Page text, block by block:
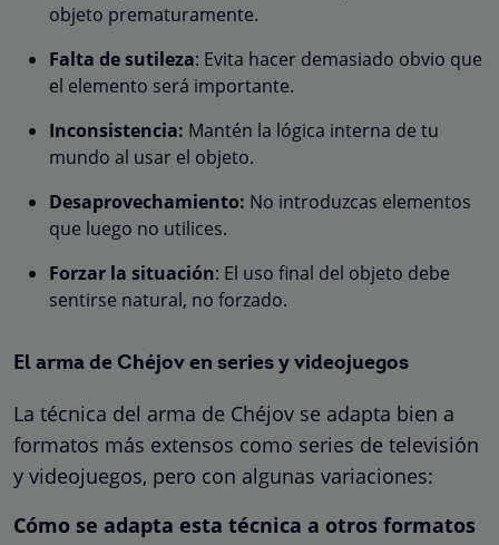
objeto prematuramente.
Falta de sutileza: Evita hacer demasiado obvio que
el elemento será importante.
Inconsistencia: Mantén la lógica interna de tu
mundo al usar el objeto.
Desaprovechamiento: No introduzcas elementos
que luego no utilices.
Forzar la situación: El uso final del objeto debe
sentirse natural, no forzado.
El arma de Chéjov en series y videojuegos
La técnica del arma de Chéjov se adapta bien a
formatos más extensos como series de televisión
y videojuegos, pero con algunas variaciones:
Cómo se adapta esta técnica a otros formatos